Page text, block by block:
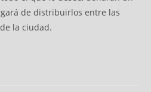
de distribuirlos entre las
la ciudad.